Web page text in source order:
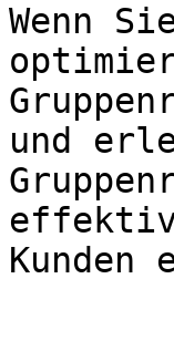
Wenn
und
Kunden